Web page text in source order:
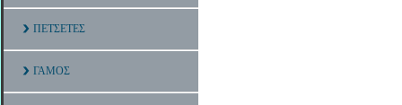
ΠΕΤΣΕΤΕΣ
ΓΑΜΟΣ